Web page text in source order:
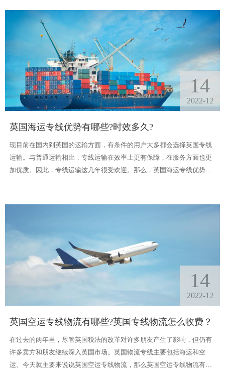
14
2022-12
英国海运专线优势有哪些?时效多久?
现目前在国内到英国的运输方面，有条件的用户大多都会选择英国专线
运输。与普通运输相比，专线运输在效率上更有保障，在服务方面也更
加优质。因此，专线运输这几年很受欢迎。那么，英国海运专线优势有
14
2022-12
英国空运专线物流有哪些?英国专线物流怎么收费？
在过去的两年里，尽管英国税法的改革对许多朋友产生了影响，但仍有
许多卖方和朋友继续深入英国市场。英国物流专线主要包括海运和空
运。今天就主要来说说英国空运专线物流，那么英国空运专线物流有哪